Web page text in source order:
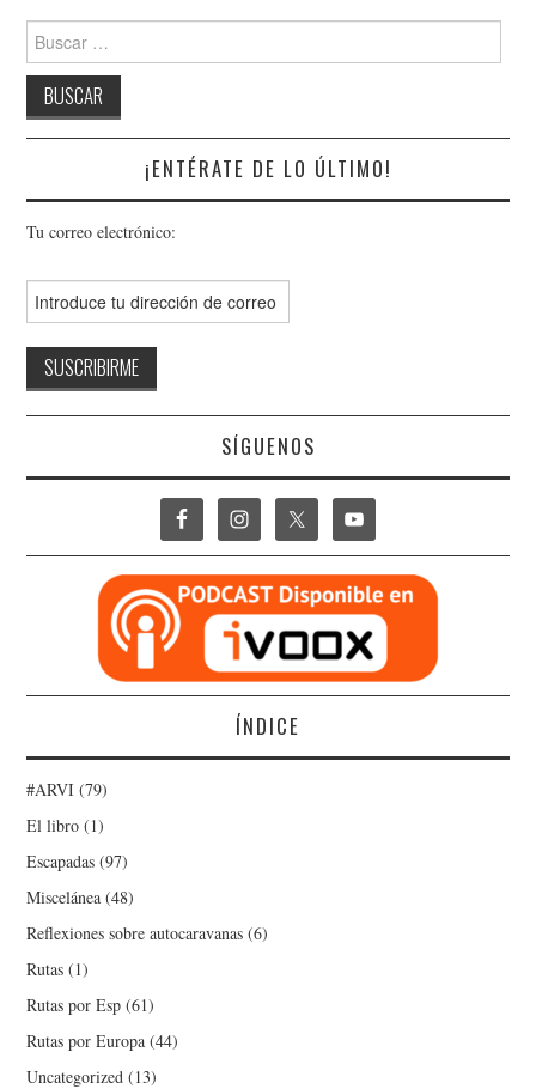
Buscar:
¡ENTÉRATE DE LO ÚLTIMO!
Tu correo electrónico:
SÍGUENOS
ÍNDICE
#ARVI (79)
El libro (1)
Escapadas (97)
Miscelánea (48)
Reflexiones sobre autocaravanas (6)
Rutas (1)
Rutas por Esp (61)
Rutas por Europa (44)
Uncategorized (13)